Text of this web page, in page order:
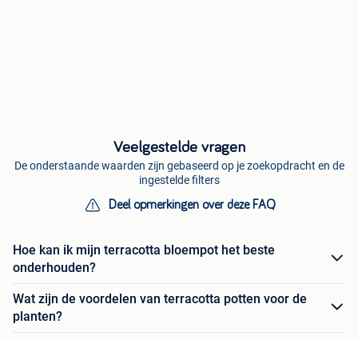
Veelgestelde vragen
De onderstaande waarden zijn gebaseerd op je zoekopdracht en de
ingestelde filters
Deel opmerkingen over deze FAQ
Hoe kan ik mijn terracotta bloempot het beste
onderhouden?
Wat zijn de voordelen van terracotta potten voor de
planten?